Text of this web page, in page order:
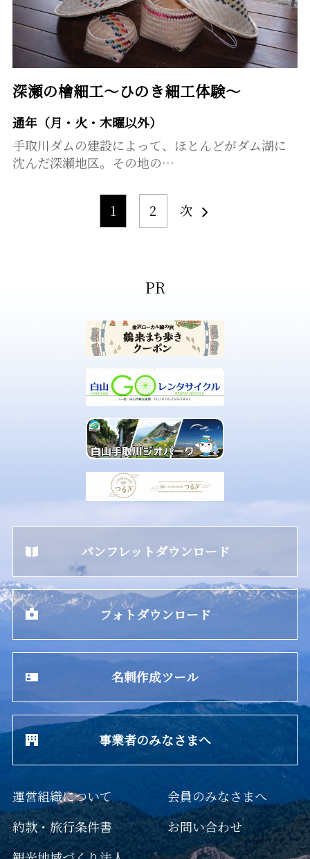
深瀬の檜細工～ひのき細工体験～
通年（月・火・木曜以外）
手取川ダムの建設によって、ほとんどがダム湖に
沈んだ深瀬地区。その地の…
1 2 次
パンフレットダウンロード
フォトダウンロード
名刺作成ツール
事業者のみなさまへ
運営組織について
約款・旅行条件書
会員のみなさまへ
お問い合わせ